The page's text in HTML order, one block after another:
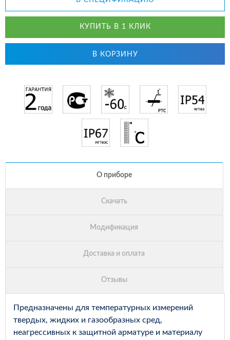
КУПИТЬ В 1 КЛИК
В КОРЗИНУ
Предназначены для температурных измерений
твердых, жидких и газообразных сред,
неагрессивных к защитной арматуре и материалу